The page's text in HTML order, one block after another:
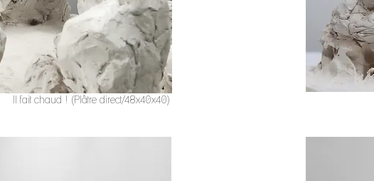
Il fait chaud ! (Plâtre direct/48x40x40)